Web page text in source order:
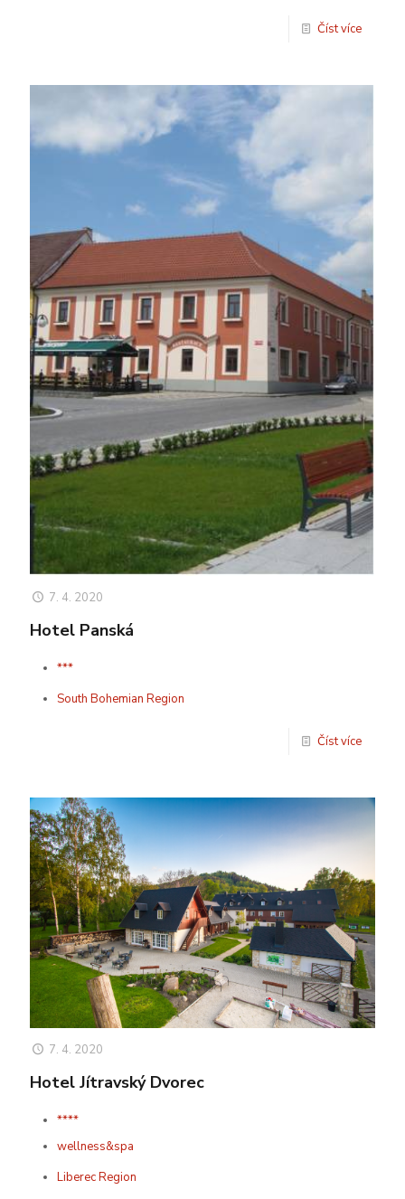
Číst více
7. 4. 2020
Hotel Panská
***
South Bohemian Region
Číst více
7. 4. 2020
Hotel Jítravský Dvorec
****
wellness&spa
Liberec Region